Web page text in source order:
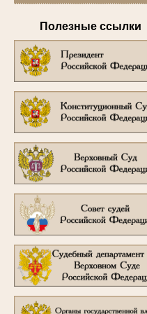
Полезные ссылки